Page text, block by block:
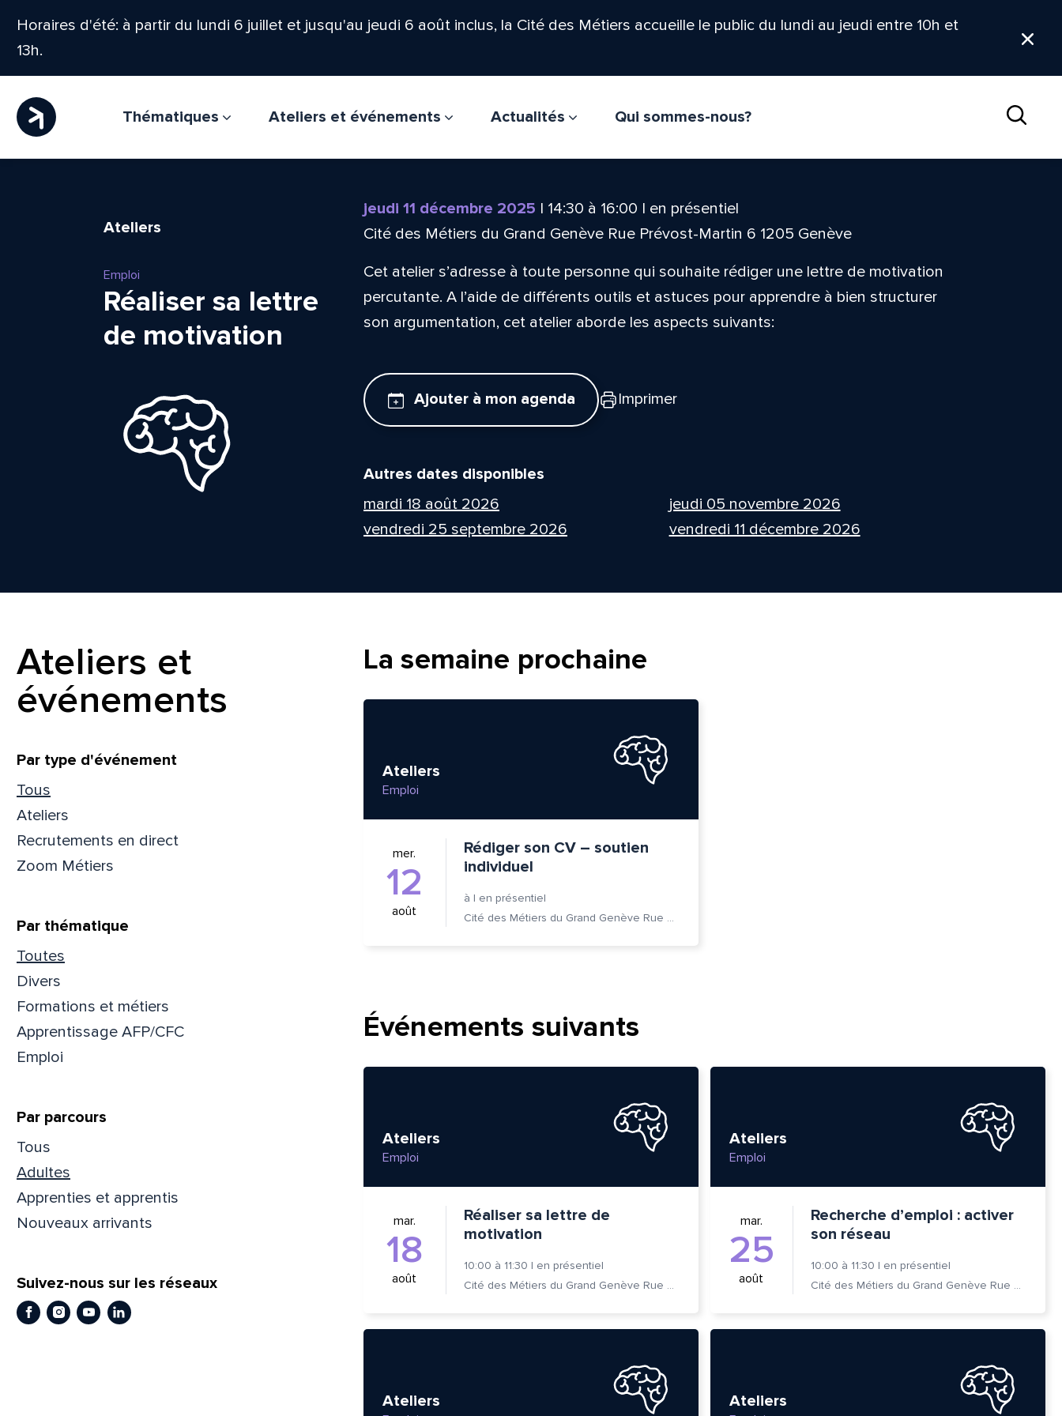
Horaires d'été: à partir du lundi 6 juillet et jusqu'au jeudi 6 août inclus, la Cité des Métiers accueille le public du lundi au jeudi entre 10h et
13h.
Thématiques Ateliers et événements Actualités
Qui sommes-nous?
Ateliers
Emploi
Réaliser sa lettre
de motivation
jeudi 11 décembre 2025 | 14:30 à 16:00 | en présentiel
Cité des Métiers du Grand Genève Rue Prévost-Martin 6 1205 Genève
Cet atelier s’adresse à toute personne qui souhaite rédiger une lettre de motivation
percutante. A l’aide de différents outils et astuces pour apprendre à bien structurer
son argumentation, cet atelier aborde les aspects suivants:
Ajouter à mon agenda Imprimer
Autres dates disponibles
mardi 18 août 2026
vendredi 25 septembre 2026
jeudi 05 novembre 2026
vendredi 11 décembre 2026
Ateliers et
événements
Filtrer
Par type d'événement
Tous
Ateliers
Recrutements en direct
Zoom Métiers
Par thématique
Toutes
Divers
Formations et métiers
Apprentissage AFP/CFC
Emploi
Par parcours
Tous
Adultes
Apprenties et apprentis
Nouveaux arrivants
Suivez-nous sur les réseaux
Facebook
Instagram
YoutubeLinkedIn
La semaine prochaine
Ateliers
Emploi
mer.
12
août
Rédiger son CV – soutien
individuel
à | en présentiel
Cité des Métiers du Grand Genève Rue Prévost-Martin 6 1205 Genève
Événements suivants
Ateliers
Emploi
mar.
18
août
Réaliser sa lettre de
motivation
10:00 à 11:30 | en présentiel
Cité des Métiers du Grand Genève Rue Prévost-Martin 6 1205 Genève
Ateliers
Emploi
mar.
25
août
Recherche d’emploi : activer
son réseau
10:00 à 11:30 | en présentiel
Cité des Métiers du Grand Genève Rue Prévost-Martin 6 1205 Genève
Ateliers Ateliers
page?